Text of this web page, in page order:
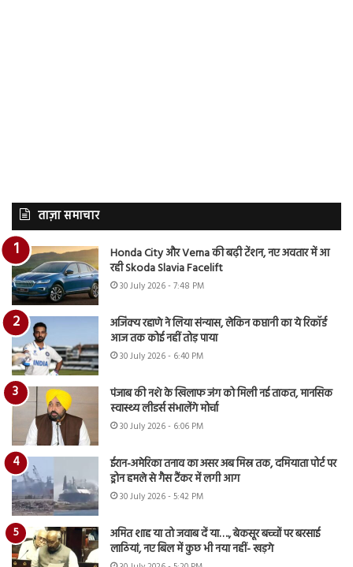
ताज़ा समाचार
Honda City और Verna की बढ़ी टेंशन, नए अवतार में आ
रही Skoda Slavia Facelift
30 July 2026 - 7:48 PM
अजिंक्य रहाणे ने लिया संन्यास, लेकिन कप्तानी का ये रिकॉर्ड
आज तक कोई नहीं तोड़ पाया
30 July 2026 - 6:40 PM
पंजाब की नशे के खिलाफ जंग को मिली नई ताकत, मानसिक
स्वास्थ्य लीडर्स संभालेंगे मोर्चा
30 July 2026 - 6:06 PM
ईरान-अमेरिका तनाव का असर अब मिस्र तक, दमियाता पोर्ट पर
ड्रोन हमले से गैस टैंकर में लगी आग
30 July 2026 - 5:42 PM
अमित शाह या तो जवाब दें या…., बेकसूर बच्चों पर बरसाई
लाठियां, नए बिल में कुछ भी नया नहीं- खड़गे